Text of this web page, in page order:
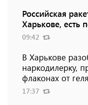
Российская
Харькове, есть
09:42
В Харькове
наркодилерку,
флаконах от
17:37